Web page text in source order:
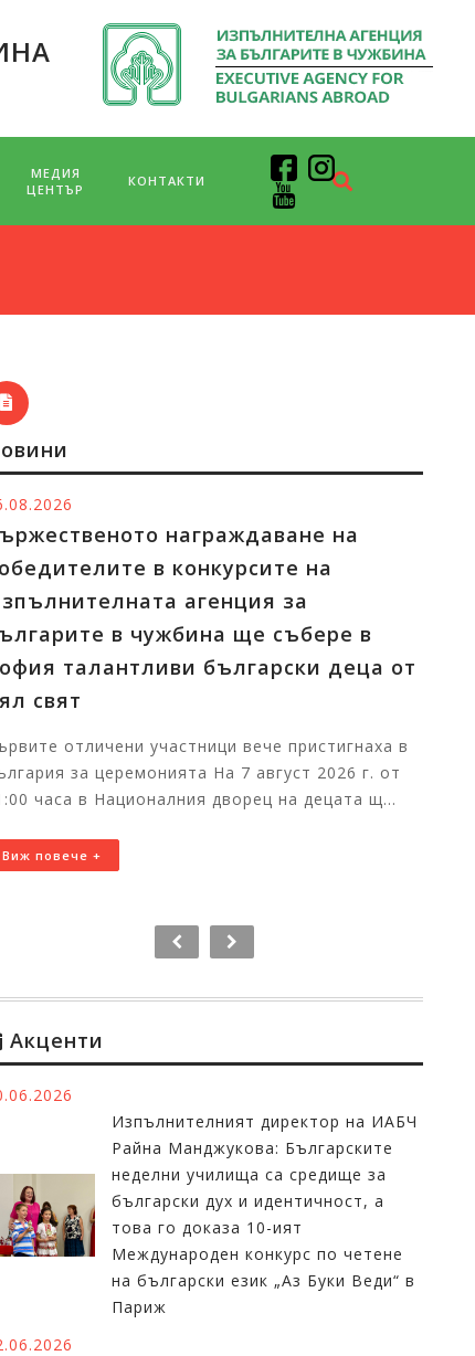
МЕДИЯ
ЦЕНТЪР
КОНТАКТИ
награждаване на
в конкурсите на
агенция за
в чужбина ще събере в
талантливи български деца от
отличени участници вече пристигнаха в
за церемонията На 7 август 2026 г. от
часа в Националния дворец на децата щ...
повече +
Акценти
Изпълнителният директор на ИАБЧ
Райна Манджукова: Българските
неделни училища са средище за
български дух и идентичност, а
това го доказа 10-ият
Международен конкурс по четене
на български език „Аз Буки Веди“ в
Париж